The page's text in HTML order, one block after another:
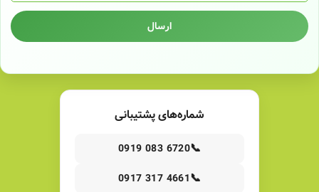
ارسال
شماره‌های پشتیبانی
📞
0919 083 6720
📞
0917 317 4661